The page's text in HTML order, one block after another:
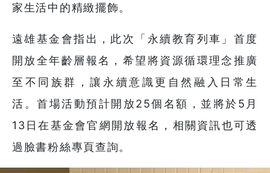
家生活中的精緻擺飾。
遠雄基金會指出，此次「永續教育列車」首度
開放全年齡層報名，希望將資源循環理念推廣
至不同族群，讓永續意識更自然融入日常生
活。首場活動預計開放25個名額，並將於5月
13日在基金會官網開放報名，相關資訊也可透
過臉書粉絲專頁查詢。